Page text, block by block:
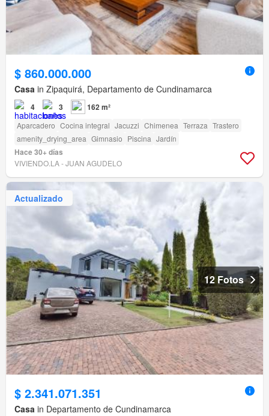
$ 860.000.000
Casa in Zipaquirá, Departamento de Cundinamarca
4 3 162 m²
Aparcadero Cocina integral Jacuzzi Chimenea Terraza Trastero
amenity_drying_area Gimnasio Piscina Jardín
Hace 30+ días
VIVIENDO.LA - JUAN AGUDELO
Actualizado
12 Fotos
$ 2.341.071.351
Casa in Departamento de Cundinamarca